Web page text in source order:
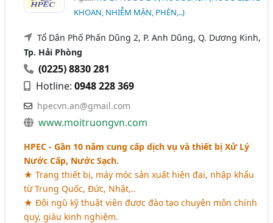
KHOAN, NHIỄM MẶN, PHÈN,..)
Tổ Dân Phố Phấn Dũng 2, P. Anh Dũng, Q. Dương Kinh,
Tp. Hải Phòng
(0225) 8830 281
Hotline:0948 228 369
hpecvn.an@gmail.com
www.moitruongvn.com
HPEC - Gần 10 năm cung cấp dịch vụ và thiết bị Xử Lý
Nước Cấp, Nước Sạch.
★ Trang thiết bị, máy móc sản xuất hiện đại, nhập khẩu
từ Trung Quốc, Đức, Nhật,..
★ Đội ngũ kỹ thuật viên được đào tạo chuyên môn chính
quy, giàu kinh nghiệm.